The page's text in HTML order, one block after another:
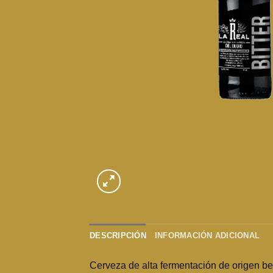
DESCRIPCIÓN INFORMACIÓN ADICIONAL
Cerveza de alta fermentación de origen